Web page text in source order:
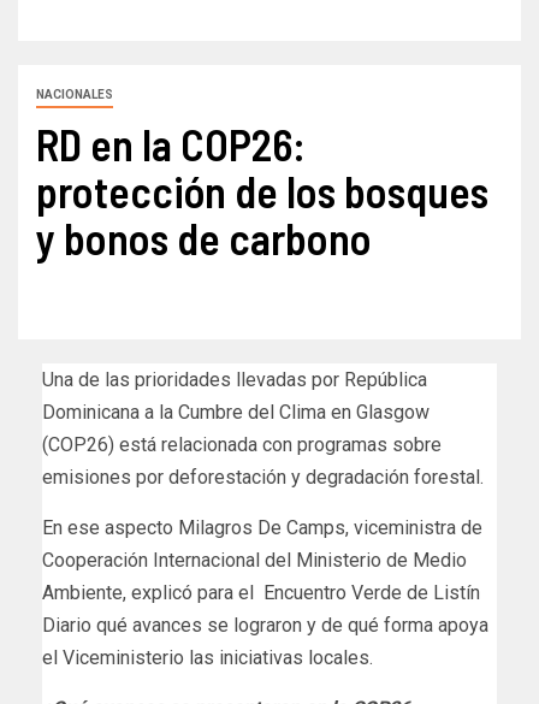
NACIONALES
RD en la COP26:
protección de los bosques
y bonos de carbono
Una de las prioridades llevadas por República
Dominicana a la Cumbre del Clima en Glasgow
(COP26) está relacionada con programas sobre
emisiones por deforestación y degradación forestal.
En ese aspecto Milagros De Camps, viceministra de
Cooperación Internacional del Ministerio de Medio
Ambiente, explicó para el Encuentro Verde de Listín
Diario qué avances se lograron y de qué forma apoya
el Viceministerio las iniciativas locales.